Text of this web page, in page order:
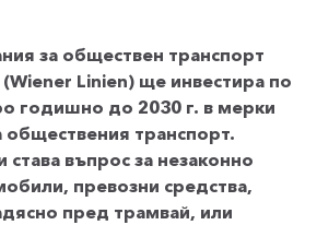
за обществен транспорт
Linien) ще инвестира по
годишно до 2030 г. в мерки
обществения транспорт.
въпрос за незаконно
превозни средства,
пред трамвай, или